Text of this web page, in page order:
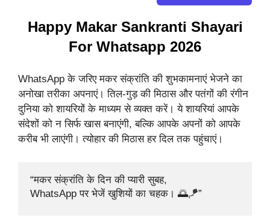
Happy Makar Sankranti Shayari
For Whatsapp 2026
WhatsApp के जरिए मकर संक्रांति की शुभकामनाएं भेजने का
अनोखा तरीका अपनाएं। तिल-गुड़ की मिठास और पतंगों की रंगीन
दुनिया को शायरियों के माध्यम से व्यक्त करें। ये शायरियां आपके
संदेशों को न सिर्फ खास बनाएंगी, बल्कि आपके अपनों को आपके
करीब भी लाएंगी। त्योहार की मिठास हर दिल तक पहुंचाएं।
“मकर संक्रांति के दिन की प्यारी सुबह,
WhatsApp पर भेजें खुशियों का चहक। 🌅🪁”